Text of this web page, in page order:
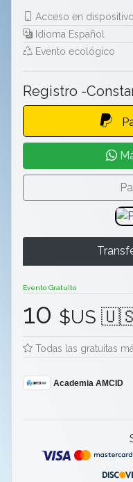
Acceso en
Idioma Español
Evento ecológico
Registro -
Evento Gratuito
10 $US
Todas las gratuitas
Academia AMCID